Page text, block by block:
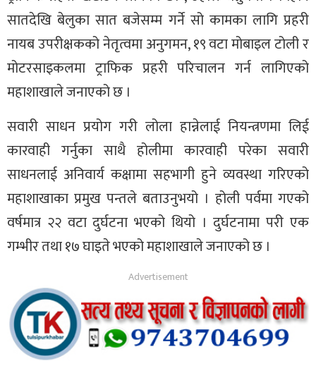
सातदेखि बेलुका सात बजेसम्म गर्ने सो कामका लागि प्रहरी
नायब उपरीक्षकको नेतृत्वमा अनुगमन, १९ वटा मोबाइल टोली र
मोटरसाइकलमा ट्राफिक प्रहरी परिचालन गर्न लागिएको
महाशाखाले जनाएको छ ।
सवारी साधन प्रयोग गरी लोला हान्नेलाई नियन्त्रणमा लिई
कारवाही गर्नुका साथै होलीमा कारवाही परेका सवारी
साधनलाई अनिवार्य कक्षामा सहभागी हुने व्यवस्था गरिएको
महाशाखाका प्रमुख पन्तले बताउनुभयो । होली पर्वमा गएको
वर्षमात्र २२ वटा दुर्घटना भएको थियो । दुर्घटनामा परी एक
गम्भीर तथा १७ घाइते भएको महाशाखाले जनाएको छ ।